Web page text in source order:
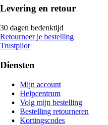
Levering en retour
30 dagen bedenktijd
Retourneer je bestelling
Trustpilot
Diensten
Mijn account
Helpcentrum
Volg mijn bestelling
Bestelling retourneren
Kortingscodes